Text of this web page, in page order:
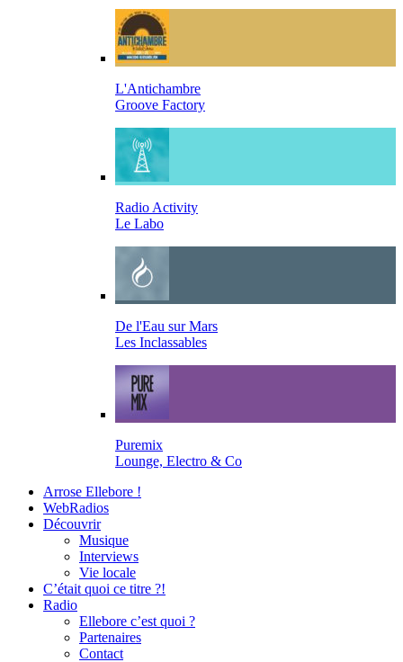
L'Antichambre
Groove Factory
Radio Activity
Le Labo
De l'Eau sur Mars
Les Inclassables
Puremix
Lounge, Electro & Co
Arrose Ellebore !
WebRadios
Découvrir
Musique
Interviews
Vie locale
C’était quoi ce titre ?!
Radio
Ellebore c’est quoi ?
Partenaires
Contact